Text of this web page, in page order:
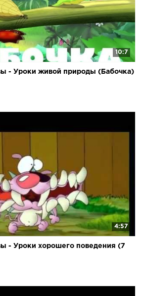
10:7
- Уроки живой природы (Бабочка)
4:57
- Уроки хорошего поведения (7